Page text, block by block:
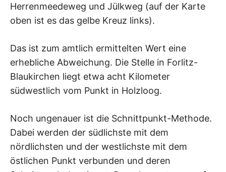
Herrenmeedeweg und Jülkweg (auf der Karte
oben ist es das gelbe Kreuz links).
Das ist zum amtlich ermittelten Wert eine
erhebliche Abweichung. Die Stelle in Forlitz-
Blaukirchen liegt etwa acht Kilometer
südwestlich vom Punkt in Holzloog.
Noch ungenauer ist die Schnittpunkt-Methode.
Dabei werden der südlichste mit dem
nördlichsten und der westlichste mit dem
östlichen Punkt verbunden und deren